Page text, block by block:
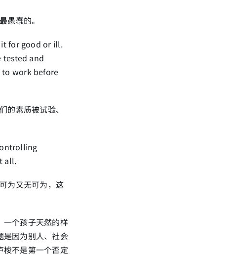
愚蠢的。
for good or ill.
tested and
to work before
的素质被试验、
all.
为又无可为，这
一个孩子天然的样
是因为别人、社会
梭不是第一个否定